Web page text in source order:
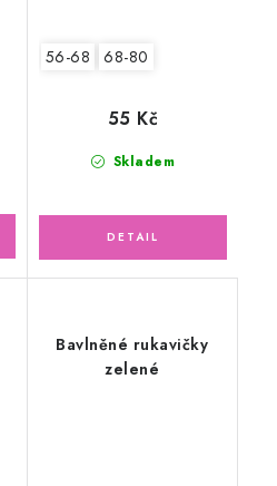
56-68 68-80
Skladem
55 Kč
Bavlněné rukavičky
zelené